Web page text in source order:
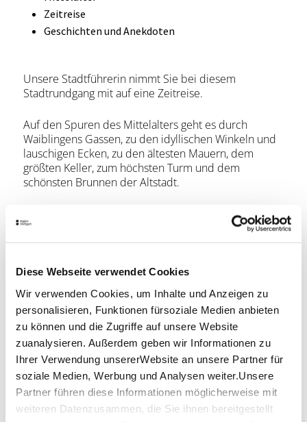
Diese Webseite verwendet Cookies
Wir verwenden Cookies, um Inhalte und Anzeigen zu
personalisieren, Funktionen fürsoziale Medien anbieten
zu können und die Zugriffe auf unsere Website
zuanalysieren. Außerdem geben wir Informationen zu
Ihrer Verwendung unsererWebsite an unsere Partner für
soziale Medien, Werbung und Analysen weiter.Unsere
Partner führen diese Informationen möglicherweise mit
weiteren Datenzusammen, die Sie ihnen bereitgestellt
Zeitreise
Geschichten und Anekdoten
Unsere Stadtführerin nimmt Sie bei diesem
Stadtrundgang mit auf eine Zeitreise.
Auf den Spuren des Mittelalters geht es durch
Waiblingens Gassen, zu den idyllischen Winkeln und
lauschigen Ecken, zu den ältesten Mauern, dem
größten Keller, zum höchsten Turm und dem
schönsten Brunnen der Altstadt.
Der kurzweilige Rundgang bietet interessante und
unterhaltsame Einblicke.
die Besucher Amüsantes, Wissenswertes und
Nachdenkliches aus dem mittelalterlichen
Alltagsleben.
Während der Führung wird die Zeit einfach
zurückgedreht
Mitzubringen ist
Bitte teilen Sie uns bei der Buchung mit, ob Sie mobil